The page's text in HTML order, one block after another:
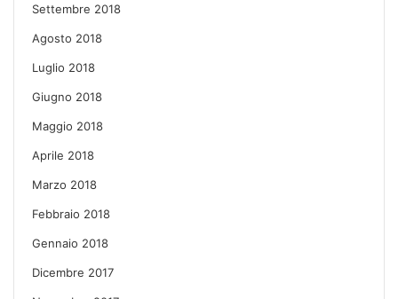
Settembre 2018
Agosto 2018
Luglio 2018
Giugno 2018
Maggio 2018
Aprile 2018
Marzo 2018
Febbraio 2018
Gennaio 2018
Dicembre 2017